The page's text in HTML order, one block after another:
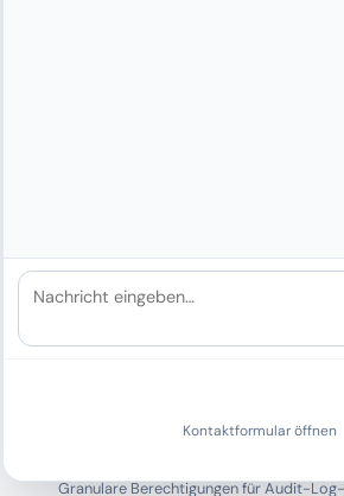
Granulare Berechtigungen für Audit-
Nachricht eingeben…
Kontaktformular öffnen